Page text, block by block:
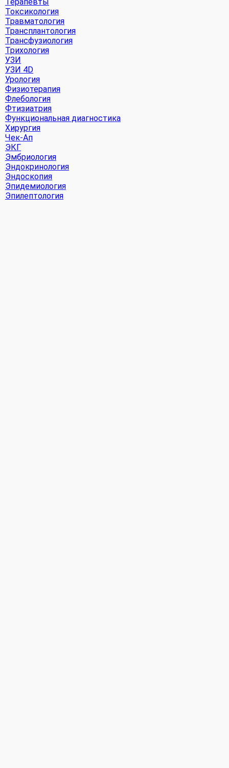
Токсикология
Травматология
Трансплантология
Трансфузиология
Трихология
УЗИ
УЗИ 4D
Урология
Физиотерапия
Флебология
Фтизиатрия
Функциональная диагностика
Хирургия
Чек-Ап
ЭКГ
Эмбриология
Эндокринология
Эндоскопия
Эпидемиология
Эпилептология